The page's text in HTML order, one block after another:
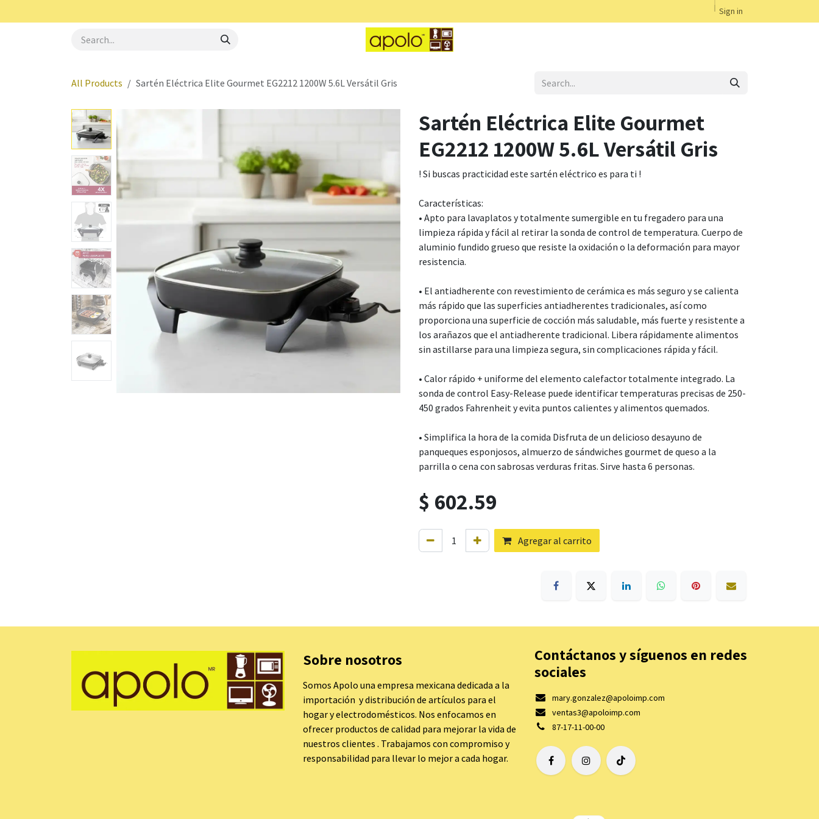
Sign in
All Products Sartén Eléctrica Elite Gourmet EG2212 1200W 5.6L Versátil Gris
Sartén Eléctrica Elite Gourmet
EG2212 1200W 5.6L Versátil Gris
! Si buscas practicidad este sartén eléctrico es para ti !
Características:
• Apto para lavaplatos y totalmente sumergible en tu fregadero para una
limpieza rápida y fácil al retirar la sonda de control de temperatura. Cuerpo de
aluminio fundido grueso que resiste la oxidación o la deformación para mayor
resistencia.
• El antiadherente con revestimiento de cerámica es más seguro y se calienta
más rápido que las superficies antiadherentes tradicionales, así como
proporciona una superficie de cocción más saludable, más fuerte y resistente a
los arañazos que el antiadherente tradicional. Libera rápidamente alimentos
sin astillarse para una limpieza segura, sin complicaciones rápida y fácil.
• Calor rápido + uniforme del elemento calefactor totalmente integrado. La
sonda de control Easy-Release puede identificar temperaturas precisas de 250-
450 grados Fahrenheit y evita puntos calientes y alimentos quemados.
• Simplifica la hora de la comida Disfruta de un delicioso desayuno de
panqueques esponjosos, almuerzo de sándwiches gourmet de queso a la
parrilla o cena con sabrosas verduras fritas. Sirve hasta 6 personas.
$ 602.59
Agregar al carrito
Sobre nosotros
Somos Apolo una empresa mexicana dedicada a la
importación y distribución de artículos para el
hogar y electrodomésticos. Nos enfocamos en
ofrecer productos de calidad para mejorar la vida de
nuestros clientes . Trabajamos con compromiso y
responsabilidad para llevar lo mejor a cada hogar.
Contáctanos y síguenos en redes
sociales
mary.gonzalez@apoloimp.com
ventas3@apoloimp.com
87-17-11-00-00